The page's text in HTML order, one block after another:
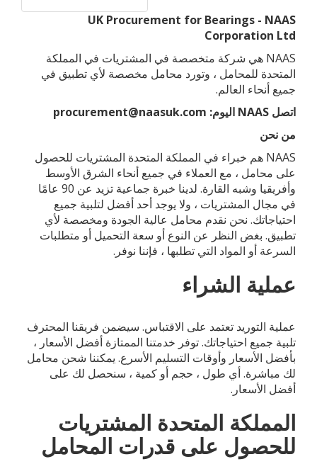
UK Procurement for Bearings - NAAS
Corporation Ltd
NAAS هي شركة متخصصة في المشتريات في المملكة
المتحدة للمحامل ، وتورد محامل مخصصة لأي تطبيق في
جميع أنحاء العالم.
اتصل NAAS اليوم: procurement@naasuk.com
من نحن
NAAS هم خبراء في المملكة المتحدة المشتريات للحصول
على محامل ، مع العملاء في جميع أنحاء الشرق الأوسط
وأفريقيا وشبه القارة. لدينا خبرة جماعية تزيد عن 90 عامًا
في مجال المشتريات ، ولا يوجد أحد أفضل لتلبية جميع
احتياجاتك. نحن نقدم محامل عالية الجودة ومخصصة لأي
تطبيق. بغض النظر عن النوع أو سعة التحميل أو متطلبات
السرعة أو المواد التي تطلبها ، فإننا نوفر.
عملية الشراء
عملية التوريد تعتمد على الاقتباس. سيضمن فريقنا المحترف
تلبية جميع احتياجاتك. توفر خدمتنا الممتازة أفضل الأسعار ،
بأفضل الأسعار وأوقات التسليم الأسرع. يمكننا شحن محامل
لك مباشرة. أي طول ، حجم أو كمية ، سنحصل لك على
أفضل الأسعار.
المملكة المتحدة المشتريات
للحصول على قدرات المحامل